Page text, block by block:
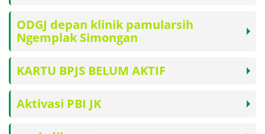
ODGJ depan klinik pamularsih
Ngemplak Simongan
KARTU BPJS BELUM AKTIF
Aktivasi PBI JK